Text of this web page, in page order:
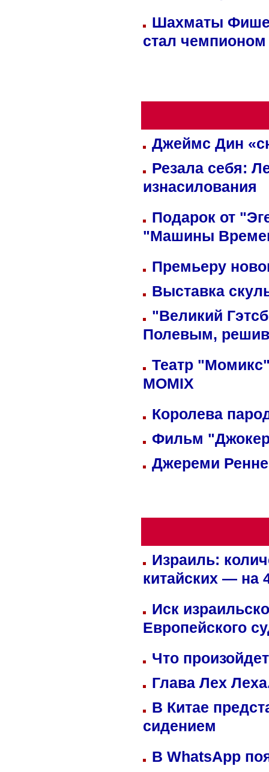
Шахматы
стал
Джеймс Дин
Резала себя:
изнасилования
Подарок от
"Машины
Премьеру
Выставка
"Великий
Полевым,
Театр
MOMIX
Королева
Фильм
Джереми
Израиль:
китайских — на
Иск
Европейского
Что
Глава Лех
В Китае
сидением
В WhatsApp